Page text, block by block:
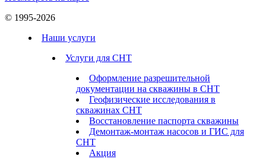
© 1995-2026
Наши услуги
Услуги для СНТ
Оформление разрешительной
документации на скважины в СНТ
Геофизические исследования в
скважинах СНТ
Восстановление паспорта скважины
Демонтаж-монтаж насосов и ГИС для
СНТ
Акция